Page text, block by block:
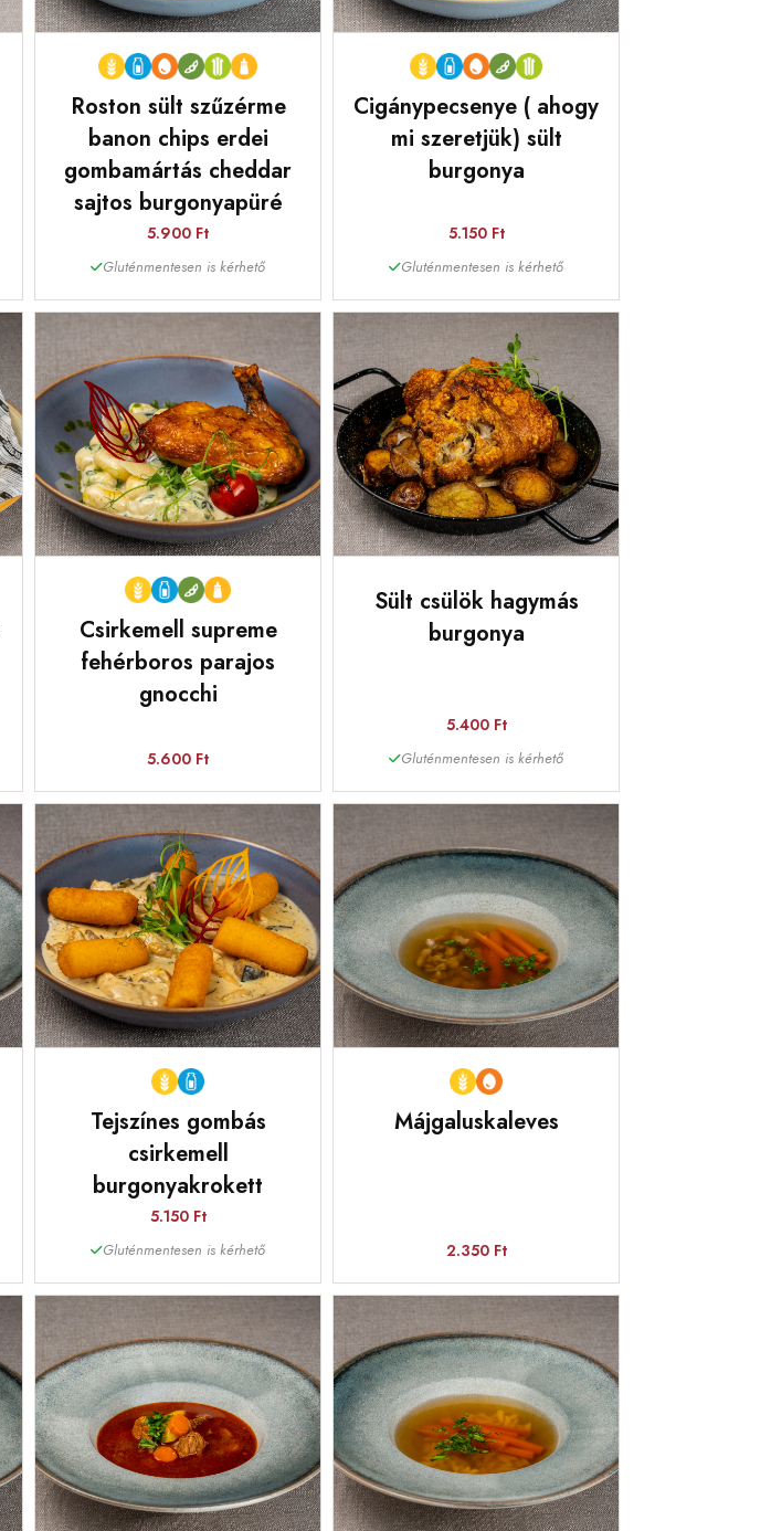
Roston sült szűzérme
banon chips erdei
gombamártás cheddar
sajtos burgonyapüré
5.900 Ft
Gluténmentesen is kérhető
Cigánypecsenye ( ahogy
mi szeretjük) sült
burgonya
5.150 Ft
Gluténmentesen is kérhető
Csirkemell supreme
fehérboros parajos
gnocchi
5.600 Ft
Sült csülök hagymás
burgonya
5.400 Ft
Gluténmentesen is kérhető
Tejszínes gombás
csirkemell
burgonyakrokett
5.150 Ft
Gluténmentesen is kérhető
Májgaluskaleves
2.350 Ft